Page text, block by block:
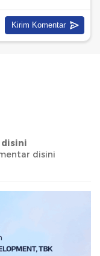
disini
disini